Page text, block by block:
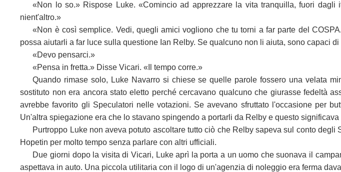
«Non lo so.» Rispose Luke. «Comincio ad apprezzare la vita tranquilla, fuori
nient'altro.»
«Non è così semplice. Vedi, quegli amici vogliono che tu torni a far parte del
possa aiutarli a far luce sulla questione Ian Relby. Se qualcuno non li aiuta, sono capaci di
«Devo pensarci.»
«Pensa in fretta.» Disse Vicari. «Il tempo corre.»
Quando rimase solo, Luke Navarro si chiese se quelle parole fossero una velata
sostituto non era ancora stato eletto perché cercavano qualcuno che giurasse fedeltà
avrebbe favorito gli Speculatori nelle votazioni. Se avevano sfruttato l'occasione per
Un'altra spiegazione era che lo stavano spingendo a portarli da Relby e questo
Purtroppo Luke non aveva potuto ascoltare tutto ciò che Relby sapeva sul conto
Hopetin per molto tempo senza parlare con altri ufficiali.
Due giorni dopo la visita di Vicari, Luke aprì la porta a un uomo che suonava il
aspettava in auto. Una piccola utilitaria con il logo di un'agenzia di noleggio era ferma